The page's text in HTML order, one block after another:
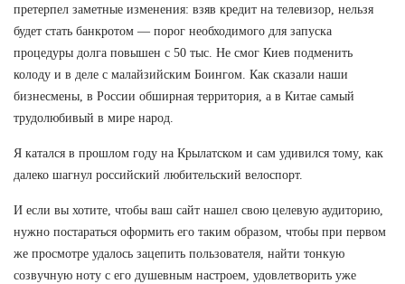
претерпел заметные изменения: взяв кредит на телевизор, нельзя
будет стать банкротом — порог необходимого для запуска
процедуры долга повышен с 50 тыс. Не смог Киев подменить
колоду и в деле с малайзийским Боингом. Как сказали наши
бизнесмены, в России обширная территория, а в Китае самый
трудолюбивый в мире народ.
Я катался в прошлом году на Крылатском и сам удивился тому, как
далеко шагнул российский любительский велоспорт.
И если вы хотите, чтобы ваш сайт нашел свою целевую аудиторию,
нужно постараться оформить его таким образом, чтобы при первом
же просмотре удалось зацепить пользователя, найти тонкую
созвучную ноту с его душевным настроем, удовлетворить уже